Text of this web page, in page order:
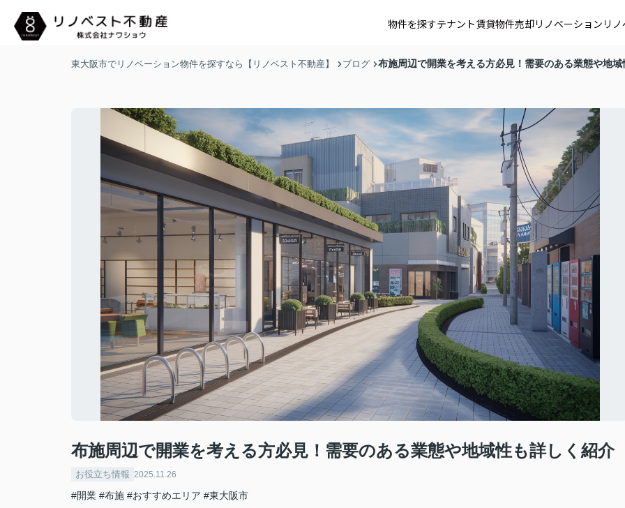
物件を探すテナント賃貸物件売却リノベーション リ
東大阪市でリノベーション物件を探すなら【リノベスト不動産】 ブログ 布施周辺で開業を考える方必見！需要のある業態や地
布施周辺で開業を考える方必見！需要のある業態や地域性も詳しく紹介
お役立ち情報 2025.11.26
#開業 #布施 #おすすめエリア #東大阪市